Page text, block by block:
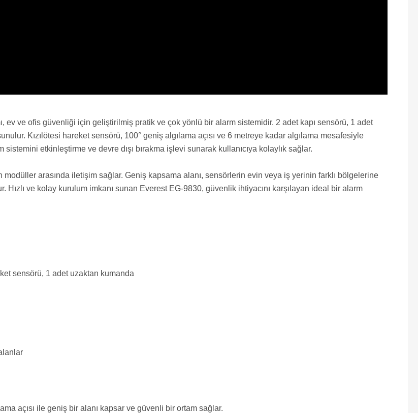
ev ve ofis güvenliği için geliştirilmiş pratik ve çok yönlü bir alarm sistemidir. 2 adet kapı sensörü, 1 adet
Kızılötesi hareket sensörü, 100° geniş algılama açısı ve 6 metreye kadar algılama mesafesiyle
etkinleştirme ve devre dışı bırakma işlevi sunarak kullanıcıya kolaylık sağlar.
arasında iletişim sağlar. Geniş kapsama alanı, sensörlerin evin veya iş yerinin farklı bölgelerine
ve kolay kurulum imkanı sunan Everest EG-9830, güvenlik ihtiyacını karşılayan ideal bir alarm
sensörü, 1 adet uzaktan kumanda
açısı ile geniş bir alanı kapsar ve güvenli bir ortam sağlar.